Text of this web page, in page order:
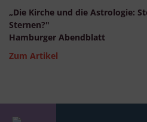
„Die Kirche und die Astrologie:
Sternen?"
Hamburger Abendblatt
Zum Artikel